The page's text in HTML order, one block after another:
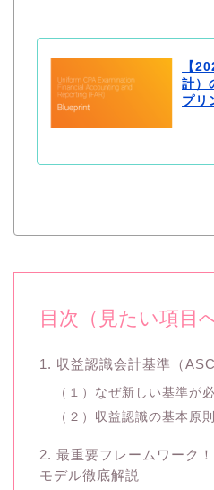
【
計）
プリ
目次（見たい項目へ
1. 収益認識会計基準（
（１）なぜ新しい基準が
（２）収益認識の基本原則
2. 最重要フレームワーク
モデル徹底解説